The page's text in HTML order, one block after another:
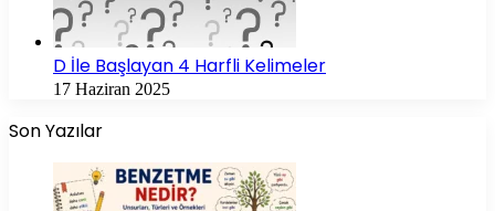
D İle Başlayan 4 Harfli Kelimeler
17 Haziran 2025
Son Yazılar